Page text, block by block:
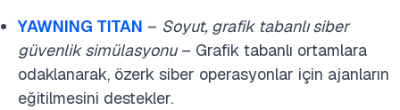
YAWNING TITAN – Soyut, grafik tabanlı siber
güvenlik simülasyonu– Grafik tabanlı ortamlara
odaklanarak, özerk siber operasyonlar için ajanların
eğitilmesini destekler.